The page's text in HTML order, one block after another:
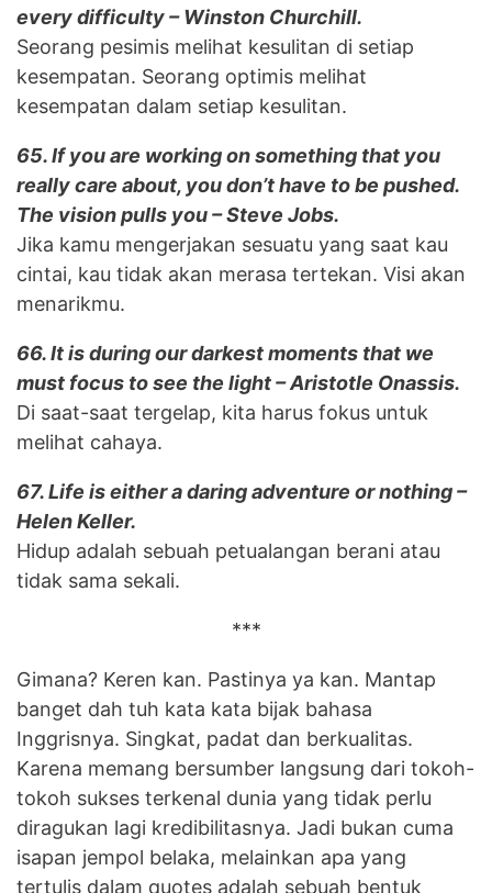
every difficulty – Winston Churchill.
Seorang pesimis melihat kesulitan di setiap
kesempatan. Seorang optimis melihat
kesempatan dalam setiap kesulitan.
65. If you are working on something that you
really care about, you don’t have to be pushed.
The vision pulls you – Steve Jobs.
Jika kamu mengerjakan sesuatu yang saat kau
cintai, kau tidak akan merasa tertekan. Visi akan
menarikmu.
66. It is during our darkest moments that we
must focus to see the light – Aristotle Onassis.
Di saat-saat tergelap, kita harus fokus untuk
melihat cahaya.
67. Life is either a daring adventure or nothing –
Helen Keller.
Hidup adalah sebuah petualangan berani atau
tidak sama sekali.
***
Gimana? Keren kan. Pastinya ya kan. Mantap
banget dah tuh kata kata bijak bahasa
Inggrisnya. Singkat, padat dan berkualitas.
Karena memang bersumber langsung dari tokoh-
tokoh sukses terkenal dunia yang tidak perlu
diragukan lagi kredibilitasnya. Jadi bukan cuma
isapan jempol belaka, melainkan apa yang
tertulis dalam quotes adalah sebuah bentuk